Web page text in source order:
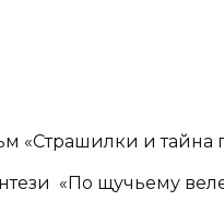
«Страшилки и тайна
«По щучьему